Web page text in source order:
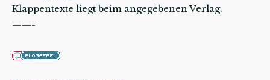
Klappentexte liegt beim angegebenen Verlag.
——-